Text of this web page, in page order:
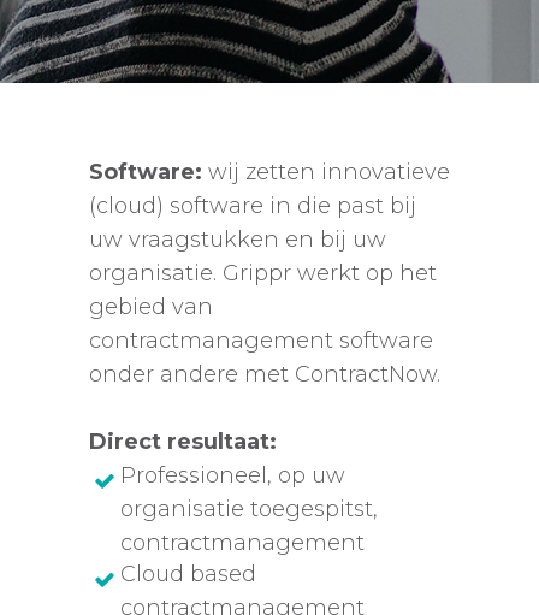
Software: wij zetten innovatieve
(cloud) software in die past bij
uw vraagstukken en bij uw
organisatie. Grippr werkt op het
gebied van
contractmanagement software
onder andere met ContractNow.
Direct resultaat:
Professioneel, op uw
organisatie toegespitst,
contractmanagement
Cloud based
contractmanagement